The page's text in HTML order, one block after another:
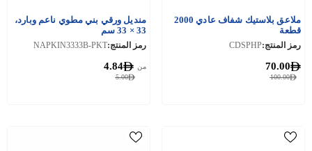
ملاعق بلاستيك شفاف عادي 2000
قطعة
رمز المنتج:CDSPHP
100.00
70.00
منديل ورقي بني مطوي ناعم وبارد،
33 × 33 سم
رمز المنتج:NAPKIN3333B-PKT
5.00
من 4.84